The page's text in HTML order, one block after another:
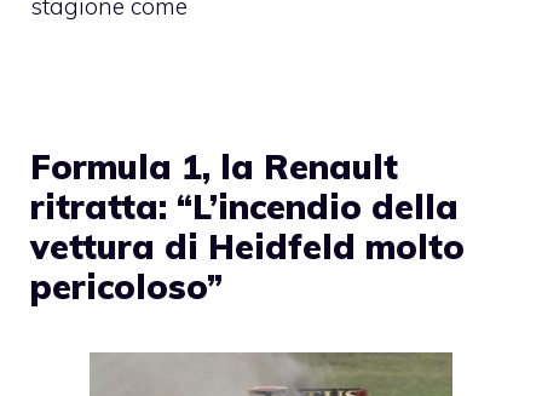
Formula 1, la Renault
ritratta: “L’incendio della
vettura di Heidfeld molto
pericoloso”